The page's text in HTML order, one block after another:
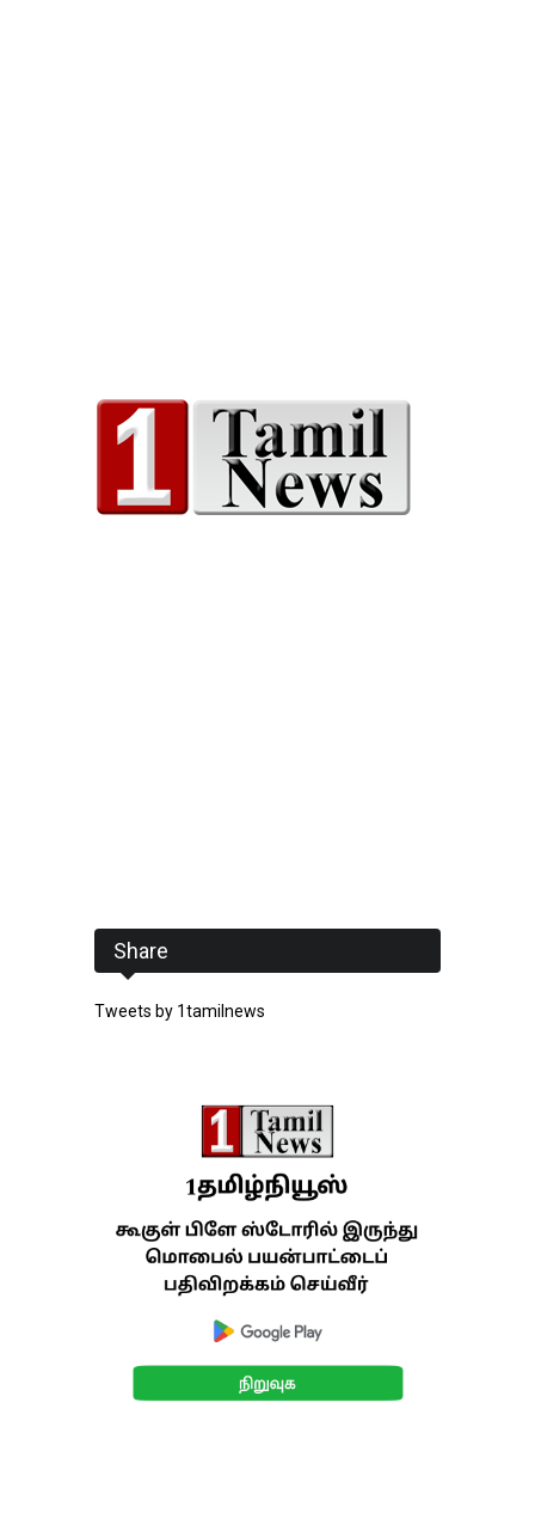
Share
Tweets by 1tamilnews